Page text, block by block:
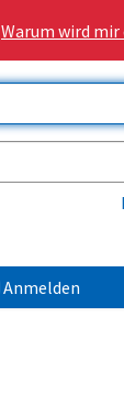
Warum wird mir
Anmelden